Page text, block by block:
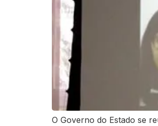
O Governo do Estado se